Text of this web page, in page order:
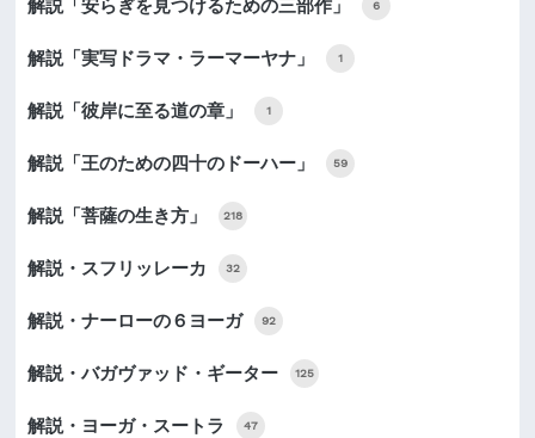
解説「安らぎを見つけるための三部作」 6
解説「実写ドラマ・ラーマーヤナ」 1
解説「彼岸に至る道の章」 1
解説「王のための四十のドーハー」 59
解説「菩薩の生き方」 218
解説・スフリッレーカ 32
解説・ナーローの６ヨーガ 92
解説・バガヴァッド・ギーター 125
解説・ヨーガ・スートラ 47